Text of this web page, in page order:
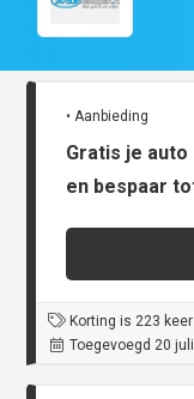
• Aanbieding
Gratis je auto
en bespaar
Korting is 223
Toegevoegd 20